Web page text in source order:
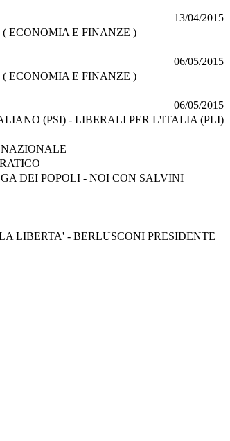
13/04/2015
ECONOMIA E FINANZE )
06/05/2015
ECONOMIA E FINANZE )
06/05/2015
(PSI) - LIBERALI PER L'ITALIA (PLI)
DEI POPOLI - NOI CON SALVINI
LIBERTA' - BERLUSCONI PRESIDENTE